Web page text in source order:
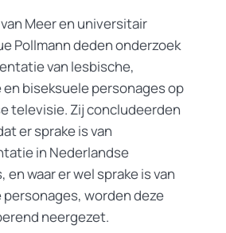
Meer en universitair
Pollmann deden onderzoek
van lesbische,
biseksuele personages op
televisie. Zij concludeerden
er sprake is van
in Nederlandse
waar er wel sprake is van
worden deze
neergezet.